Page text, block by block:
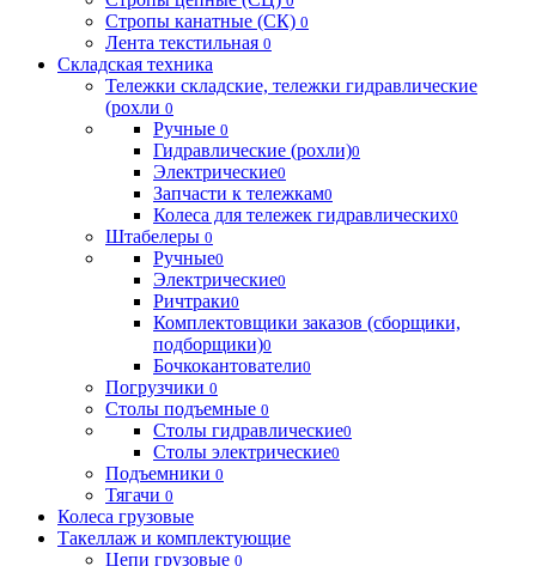
Стропы канатные (СК) 0
Лента текстильная 0
Складская техника
Тележки складские, тележки гидравлические
(рохли 0
Ручные 0
Гидравлические (рохли)0
Электрические0
Запчасти к тележкам0
Колеса для тележек гидравлических0
Штабелеры 0
Ручные0
Электрические0
Ричтраки0
Комплектовщики заказов (сборщики,
подборщики)0
Бочкокантователи0
Погрузчики 0
Столы подъемные 0
Столы гидравлические0
Столы электрические0
Подъемники 0
Тягачи 0
Колеса грузовые
Такеллаж и комплектующие
Цепи грузовые 0